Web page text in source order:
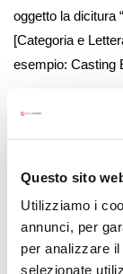
Questo sito
Utilizziamo i
annunci, per
per analizzare
selezionate
oggetto la dicitura
[Categoria e
esempio: Casting
Altezza e
Numero di
un genitore
Due foto